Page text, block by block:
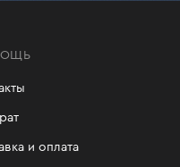
и оплата